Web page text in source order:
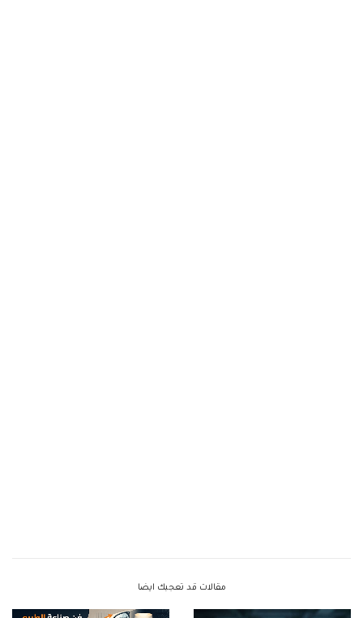
مقالات قد تعجبك ايضا